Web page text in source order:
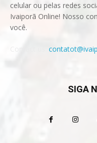
celular ou pelas redes
Ivaiporã Online! Nosso
você.
SIGA